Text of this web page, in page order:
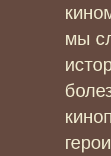
мы